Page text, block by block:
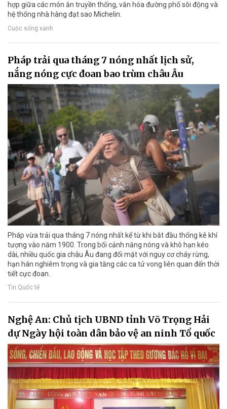
hợp giữa các món ăn truyền thống, văn hóa đường phố sôi động và
hệ thống nhà hàng đạt sao Michelin.
Cuộc sống xanh
Pháp trải qua tháng 7 nóng nhất lịch sử,
nắng nóng cực đoan bao trùm châu Âu
Pháp vừa trải qua tháng 7 nóng nhất kể từ khi bắt đầu thống kê khí
tượng vào năm 1900. Trong bối cảnh nắng nóng và khô hạn kéo
dài, nhiều quốc gia châu Âu đang đối mặt với nguy cơ cháy rừng,
hạn hán nghiêm trọng và gia tăng các ca tử vong liên quan đến thời
tiết cực đoan.
Tin Quốc tế
Nghệ An: Chủ tịch UBND tỉnh Võ Trọng Hải
dự Ngày hội toàn dân bảo vệ an ninh Tổ quốc